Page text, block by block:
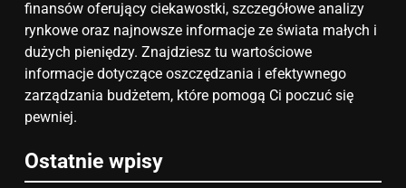
7
Jak przygotować się finansowo
na narodziny dziecka: ile to
kosztuje i jak zaplanować
PORADY
8
Netflix tagger — czym jest,
finansów oferujący ciekawostki, szczegółowe analizy
rynkowe oraz najnowsze informacje ze świata małych i
dużych pieniędzy. Znajdziesz tu wartościowe
informacje dotyczące oszczędzania i efektywnego
zarządzania budżetem, które pomogą Ci poczuć się
pewniej.
Ostatnie wpisy